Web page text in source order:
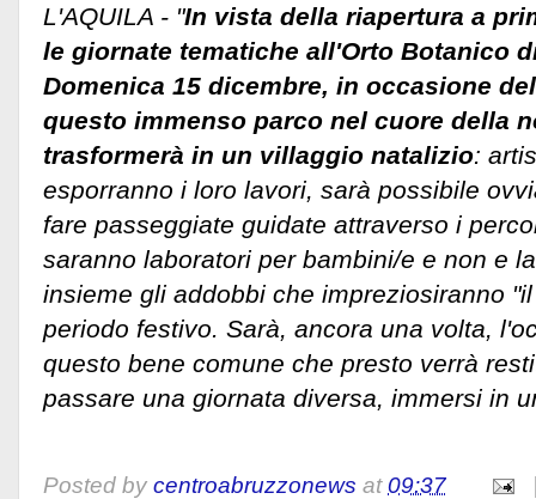
L'AQUILA - "In vista della riapertura a
le giornate tematiche all'Orto Botanico
Domenica 15 dicembre, in occasione
questo immenso parco nel cuore della
trasformerà in un villaggio natalizio:
esporranno i loro lavori, sarà possibile
fare passeggiate guidate attraverso i
saranno laboratori per bambini/e e non e
insieme gli addobbi che impreziosiranno
periodo festivo. Sarà, ancora una volta,
questo bene comune che presto verrà
passare una giornata diversa, immersi in
Posted by centroabruzzonews at09:37